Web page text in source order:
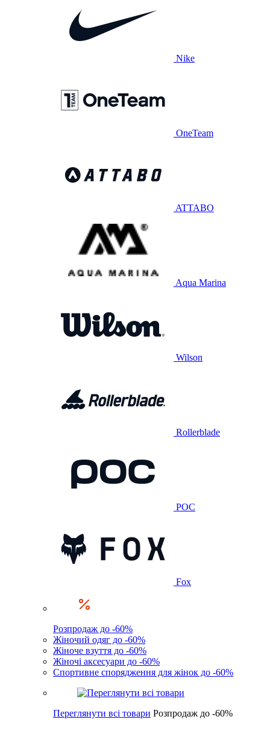
Nike
OneTeam
ATTABO
Aqua Marina
Wilson
Rollerblade
POC
Fox
Розпродаж до -60%
Жіночий одяг до -60%
Жіноче взуття до -60%
Жіночі аксесуари до -60%
Спортивне спорядження для жінок до -60%
Переглянути всі товари Розпродаж до -60%